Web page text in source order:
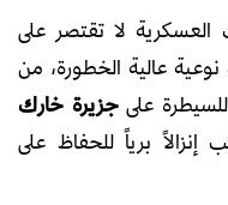
العسكرية لا تقتصر على
عالية الخطورة، من
علىجزيرة خارك
برياً للحفاظ على